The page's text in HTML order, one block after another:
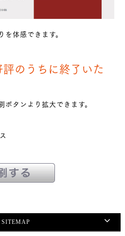
体感できます。
のうちに終了いた
ボタンより拡大できます。
SITEMAP